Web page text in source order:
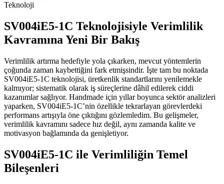
Teknoloji
SV004iE5-1C Teknolojisiyle Verimlilik
Kavramına Yeni Bir Bakış
Verimlilik artırma hedefiyle yola çıkarken, mevcut yöntemlerin
çoğunda zaman kaybettiğini fark etmişsindir. İşte tam bu noktada
SV004iE5-1C teknolojisi, üretkenlik standartlarını yenilemekle
kalmıyor; sistematik olarak iş süreçlerine dâhil edilerek ciddi
kazanımlar sağlıyor. Handmade için yıllar boyunca sektör analizleri
yaparken, SV004iE5-1C’nin özellikle tekrarlayan görevlerdeki
performans artışıyla öne çıktığını gözlemledim. Bu gelişmeler,
verimlilik kavramını sadece hız değil, aynı zamanda kalite ve
motivasyon bağlamında da genişletiyor.
SV004iE5-1C ile Verimliliğin Temel
Bileşenleri